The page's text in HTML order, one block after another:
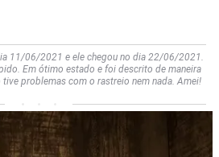
11/06/2021 e ele chegou no dia 22/06/2021.
Em ótimo estado e foi descrito de maneira
problemas com o rastreio nem nada. Amei!